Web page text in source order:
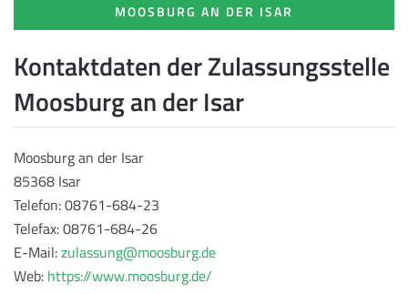
MOOSBURG AN DER ISAR
Kontaktdaten der Zulassungsstelle
Moosburg an der Isar
Moosburg an der Isar
85368 Isar
Telefon: 08761-684-23
Telefax: 08761-684-26
E-Mail:zulassung@moosburg.de
Web: https://www.moosburg.de/